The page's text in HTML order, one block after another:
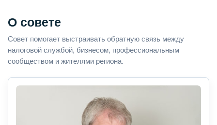
О совете
Совет помогает выстраивать обратную связь между
налоговой службой, бизнесом, профессиональным
сообществом и жителями региона.